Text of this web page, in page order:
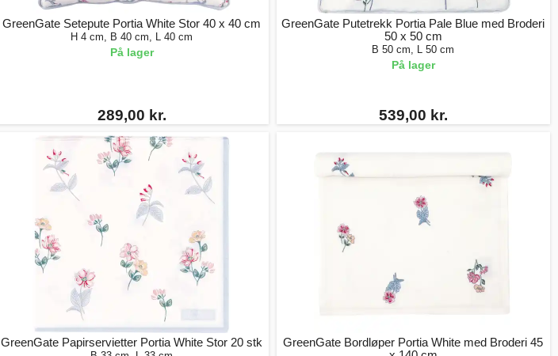
GreenGate Setepute Portia White Stor 40 x 40 cm
H 4 cm, B 40 cm, L 40 cm
På lager
289,00 kr.
GreenGate Putetrekk Portia Pale Blue med Broderi
50 x 50 cm
B 50 cm, L 50 cm
På lager
539,00 kr.
GreenGate Papirservietter Portia White Stor 20 stk
GreenGate Bordløper Portia White med Broderi 45